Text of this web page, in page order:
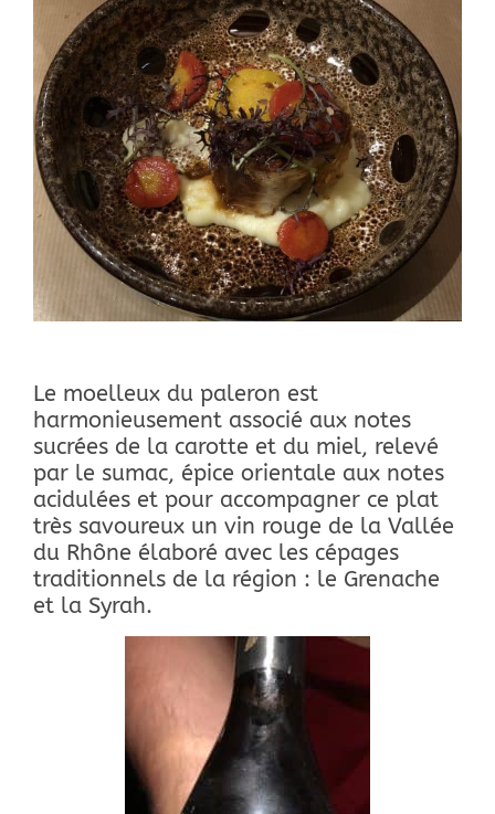
Le moelleux du paleron est
harmonieusement associé aux notes
sucrées de la carotte et du miel, relevé
par le sumac, épice orientale aux notes
acidulées et pour accompagner ce plat
très savoureux un vin rouge de la Vallée
du Rhône élaboré avec les cépages
traditionnels de la région : le Grenache
et la Syrah.